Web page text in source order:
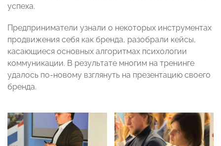
успеха.
Предприниматели узнали о некоторых инструментах
продвижения себя как бренда, разобрали кейсы,
касающиеся основных алгоритмах психологии
коммуникации. В результате многим на тренинге
удалось по-новому взглянуть на презентацию своего
бренда.